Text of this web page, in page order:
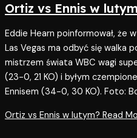
Ortiz vs Ennis w
Eddie Hearn poinformował, że
Las Vegas ma odbyć się walka
mistrzem świata WBC wagi
(23-0, 21 KO) i byłym
Ennisem (34-0, 30 KO). Foto:
Ortiz vs Ennis w lutym? Read